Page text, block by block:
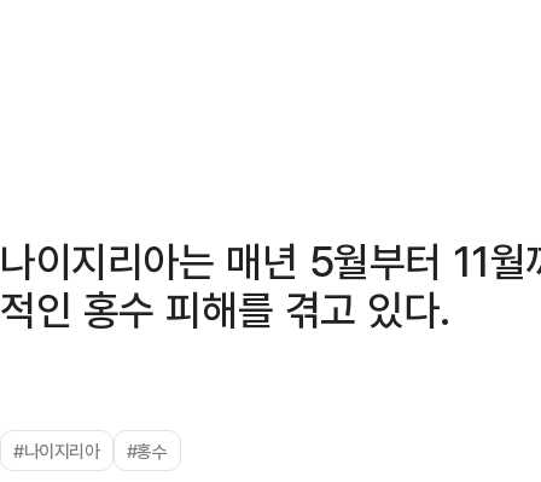
나이지리아는 매년 5월부터 11
적인 홍수 피해를 겪고 있다.
#나이지리아 #홍수